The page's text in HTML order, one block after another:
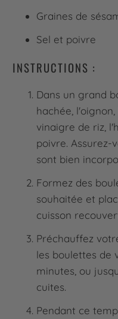
Graines de
Sel et poivre
INSTRUCTIONS :
Dans un grand
hachée,
vinaigre de riz,
poivre. Assurez-
sont bien
Formez des
souhaitée et
cuisson
Préchauffez
les boulettes de
minutes, ou
cuites.
Pendant ce